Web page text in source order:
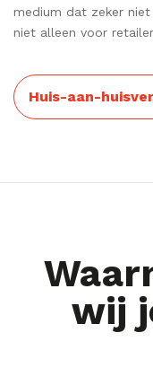
medium dat zeker
niet alleen voor
Huis-aan-
wij